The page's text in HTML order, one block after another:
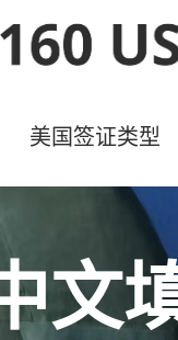
美国签证类型
文